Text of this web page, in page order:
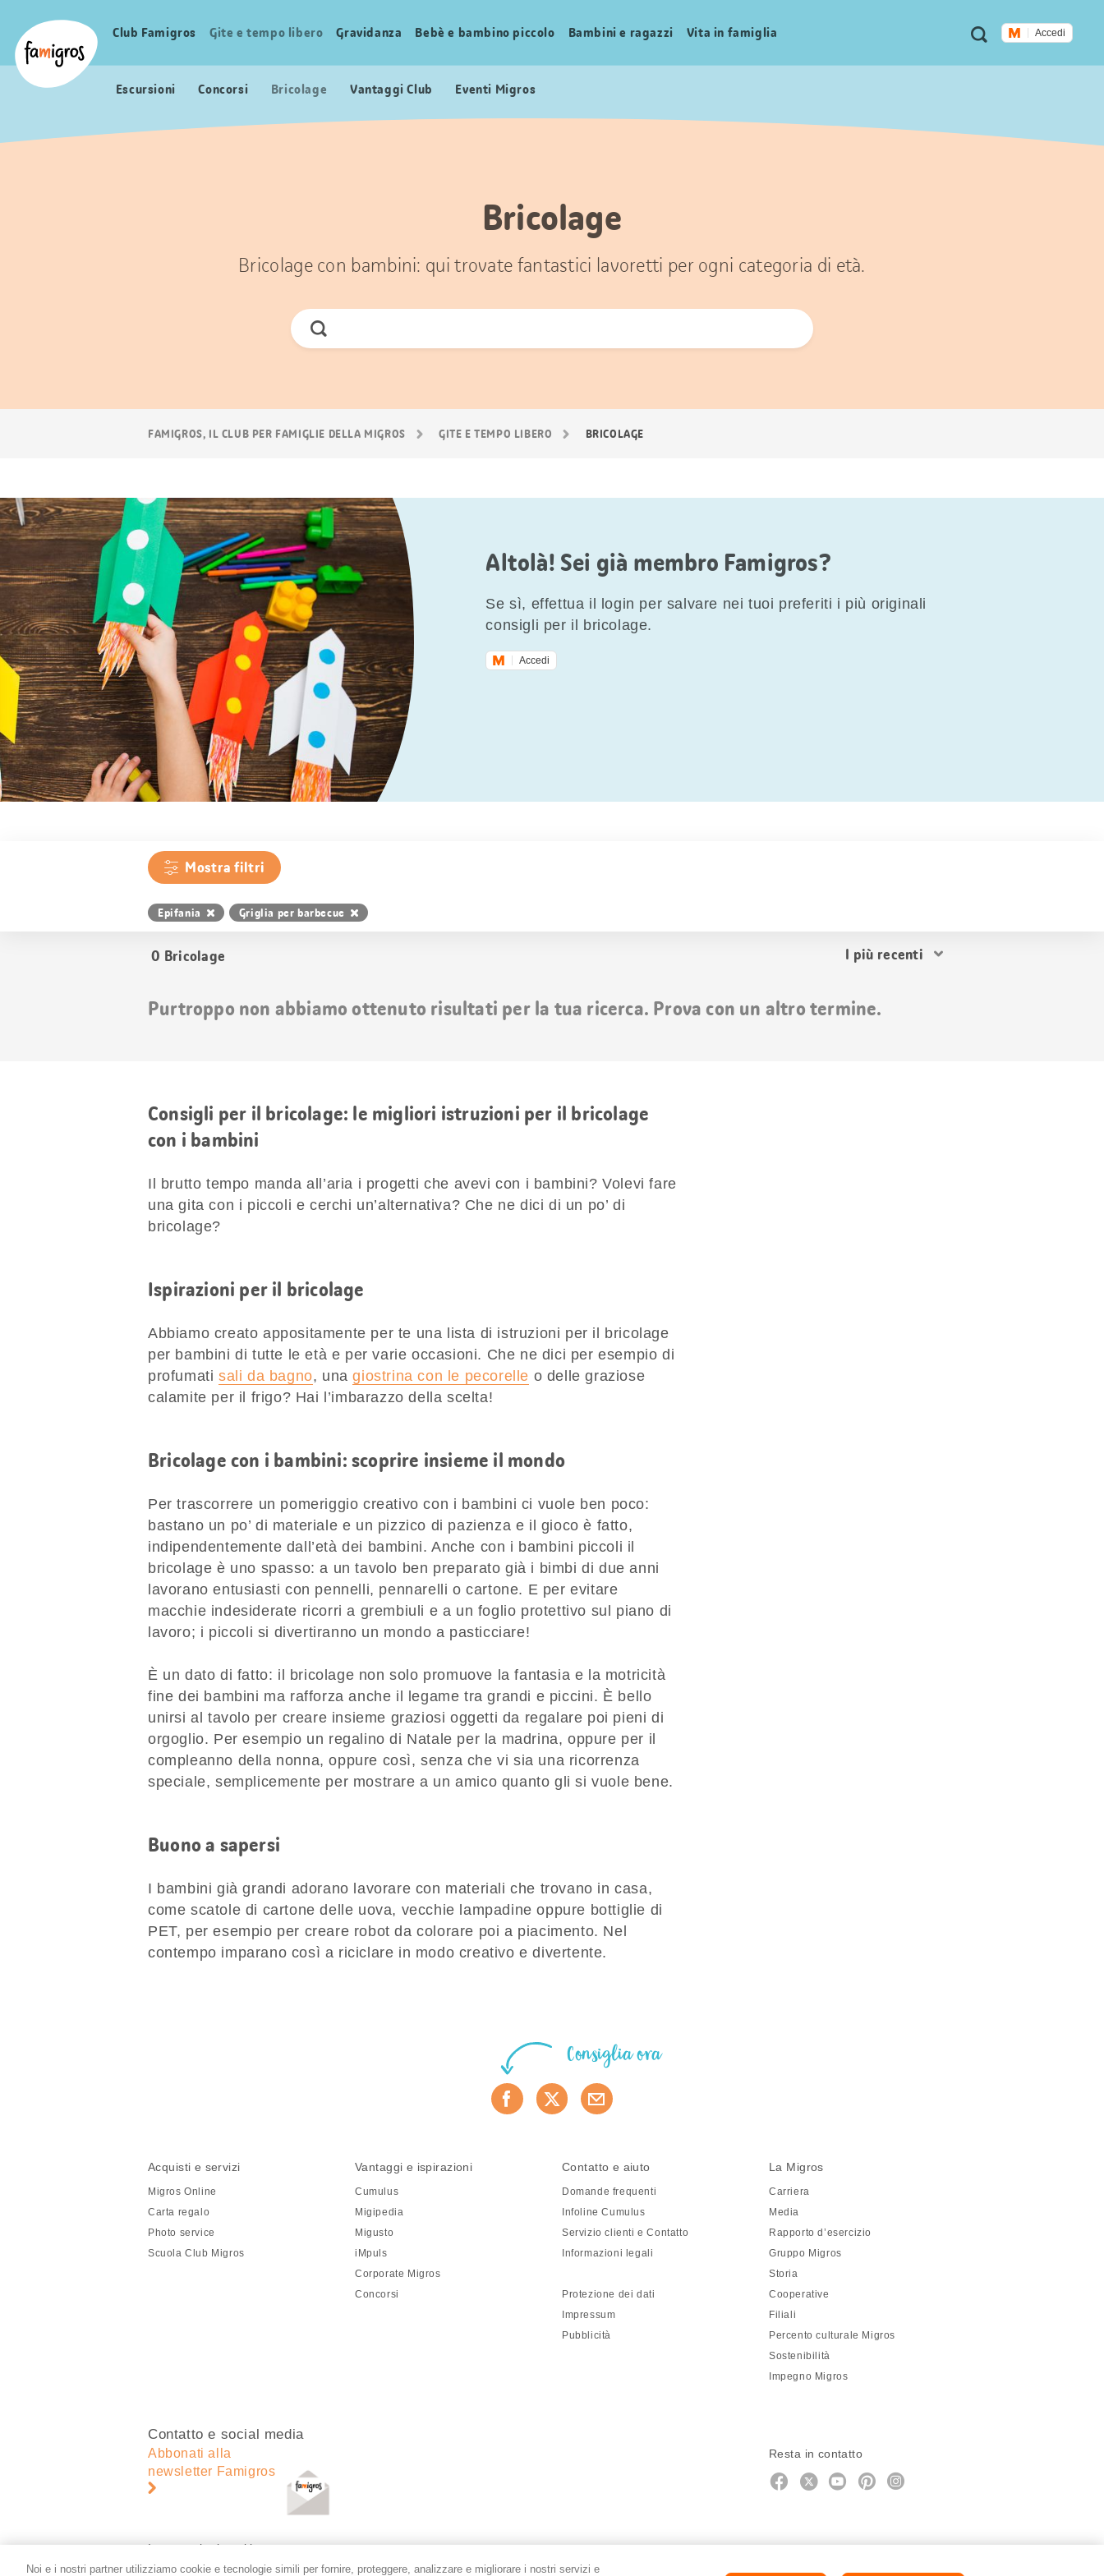
segnalibri
Logo
Metanavigazione
Ricerca Accedi
Navigazione
Club Famigros Gite e tempo libero Gravidanza Bebè e bambino piccolo Bambini e ragazzi Vita in famiglia
Escursioni Concorsi Bricolage Vantaggi Club Eventi Migros
Bricolage
Bricolage con bambini: qui trovate fantastici lavoretti per ogni categoria di età.
Cerca
FAMIGROS, IL CLUB PER FAMIGLIE DELLA MIGROS GITE E TEMPO LIBERO BRICOLAGE
Altolà! Sei già membro Famigros?
Se sì, effettua il login per salvare nei tuoi preferiti i più originali
consigli per il bricolage.
Accedi
Mostra filtri
Epifania Griglia per barbecue
0 Bricolage
Ordina
Purtroppo non abbiamo ottenuto risultati per la tua ricerca. Prova con un altro termine.
Consigli per il bricolage: le migliori istruzioni per il bricolage
con i bambini
Il brutto tempo manda all’aria i progetti che avevi con i bambini? Volevi fare
una gita con i piccoli e cerchi un’alternativa? Che ne dici di un po’ di
bricolage?
Ispirazioni per il bricolage
Abbiamo creato appositamente per te una lista di istruzioni per il bricolage
per bambini di tutte le età e per varie occasioni. Che ne dici per esempio di
profumati sali da bagno, unagiostrina con le pecorelle o delle graziose
calamite per il frigo? Hai l’imbarazzo della scelta!
Bricolage con i bambini: scoprire insieme il mondo
Per trascorrere un pomeriggio creativo con i bambini ci vuole ben poco:
bastano un po’ di materiale e un pizzico di pazienza e il gioco è fatto,
indipendentemente dall’età dei bambini. Anche con i bambini piccoli il
bricolage è uno spasso: a un tavolo ben preparato già i bimbi di due anni
lavorano entusiasti con pennelli, pennarelli o cartone. E per evitare
macchie indesiderate ricorri a grembiuli e a un foglio protettivo sul piano di
lavoro; i piccoli si divertiranno un mondo a pasticciare!
È un dato di fatto: il bricolage non solo promuove la fantasia e la motricità
fine dei bambini ma rafforza anche il legame tra grandi e piccini. È bello
unirsi al tavolo per creare insieme graziosi oggetti da regalare poi pieni di
orgoglio. Per esempio un regalino di Natale per la madrina, oppure per il
compleanno della nonna, oppure così, senza che vi sia una ricorrenza
speciale, semplicemente per mostrare a un amico quanto gli si vuole bene.
Buono a sapersi
I bambini già grandi adorano lavorare con materiali che trovano in casa,
come scatole di cartone delle uova, vecchie lampadine oppure bottiglie di
PET, per esempio per creare robot da colorare poi a piacimento. Nel
contempo imparano così a riciclare in modo creativo e divertente.
Consiglia ora
Acquisti e servizi
Migros Online
Carta regalo
Photo service
Scuola Club Migros
Vantaggi e ispirazioni
Cumulus
Migipedia
Migusto
iMpuls
Corporate Migros
Concorsi
Contatto e aiuto
Domande frequenti
Infoline Cumulus
Servizio clienti e Contatto
Informazioni legali
Protezione dei dati
Impressum
Pubblicità
La Migros
Carriera
Media
Rapporto d’esercizio
Gruppo Migros
Storia
Cooperative
Filiali
Percento culturale Migros
Sostenibilità
Impegno Migros
Contatto e social media
Abbonati alla
newsletter Famigros
Resta in contatto
https://twitter.com/migros?
https://www.youtube.com/user/
PinterestInstagram
Impostazioni cookie
Noi e i nostri partner utilizziamo cookie e tecnologie simili per fornire, proteggere, analizzare e migliorare i nostri servizi e